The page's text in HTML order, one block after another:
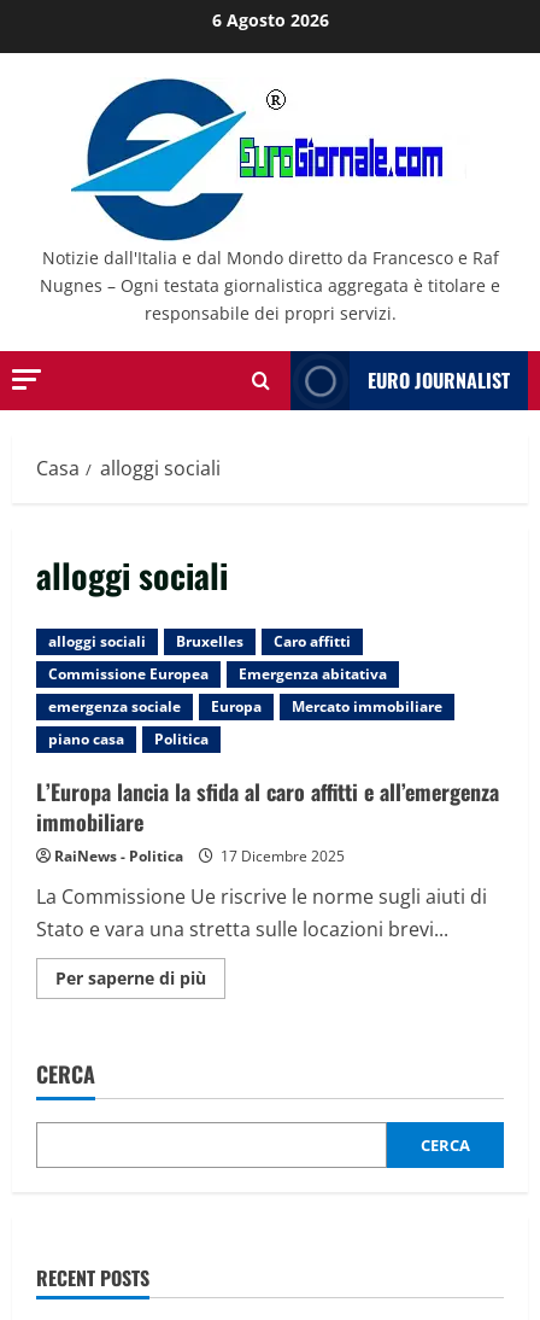
al
6 Agosto 2026
Notizie dall'Italia e dal Mondo diretto da Francesco e Raf
Nugnes – Ogni testata giornalistica aggregata è titolare e
responsabile dei propri servizi.
EURO JOURNALIST
Casa alloggi sociali
alloggi sociali
alloggi sociali Bruxelles
Caro affitti
Commissione Europea
Emergenza abitativa
emergenza sociale
Europa
Mercato immobiliare
piano casa
Politica
L’Europa lancia la sfida al caro affitti e all’emergenza
immobiliare
RaiNews - Politica 17 Dicembre 2025
La Commissione Ue riscrive le norme sugli aiuti di
Stato e vara una stretta sulle locazioni brevi...
Per saperne di più
informazioni
al
affitti
all’emergenza
CERCA
CERCA
RECENT POSTS